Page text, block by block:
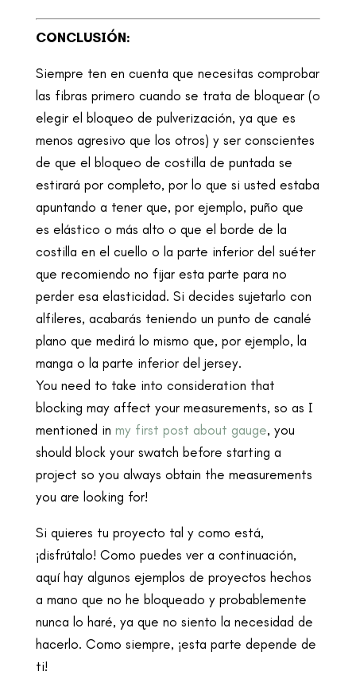
CONCLUSIÓN:
Siempre ten en cuenta que necesitas comprobar
las fibras primero cuando se trata de bloquear (o
elegir el bloqueo de pulverización, ya que es
menos agresivo que los otros) y ser conscientes
de que el bloqueo de costilla de puntada se
estirará por completo, por lo que si usted estaba
apuntando a tener que, por ejemplo, puño que
es elástico o más alto o que el borde de la
costilla en el cuello o la parte inferior del suéter
que recomiendo no fijar esta parte para no
perder esa elasticidad. Si decides sujetarlo con
alfileres, acabarás teniendo un punto de canalé
plano que medirá lo mismo que, por ejemplo, la
manga o la parte inferior del jersey.
You need to take into consideration that
blocking may affect your measurements, so as I
mentioned in my first post about gauge, you
should block your swatch before starting a
project so you always obtain the measurements
you are looking for!
Si quieres tu proyecto tal y como está,
¡disfrútalo! Como puedes ver a continuación,
aquí hay algunos ejemplos de proyectos hechos
a mano que no he bloqueado y probablemente
nunca lo haré, ya que no siento la necesidad de
hacerlo. Como siempre, ¡esta parte depende de
ti!